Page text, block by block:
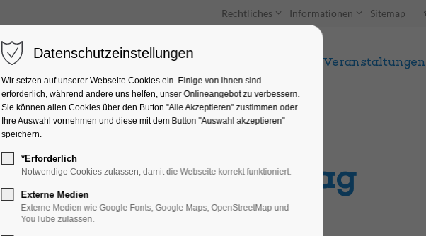
Rechtliches Informationen Sitemap
Unterkünfte Entdecken & Erleben Veranstaltungen
Orgelmusik am Mittag
Konzert, Musik
Datenschutzeinstellungen
Wir setzen auf unserer Webseite Cookies ein. Einige von ihnen sind
erforderlich, während andere uns helfen, unser Onlineangebot zu verbessern.
Sie können allen Cookies über den Button "Alle Akzeptieren" zustimmen oder
Ihre Auswahl vornehmen und diese mit dem Button "Auswahl akzeptieren"
speichern.
*Erforderlich
Notwendige Cookies zulassen, damit die Webseite korrekt funktioniert.
Externe Medien
Externe Medien wie Google Fonts, Google Maps, OpenStreetMap und
YouTube zulassen.